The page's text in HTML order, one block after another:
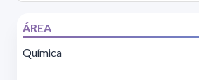
ÁREA
Química